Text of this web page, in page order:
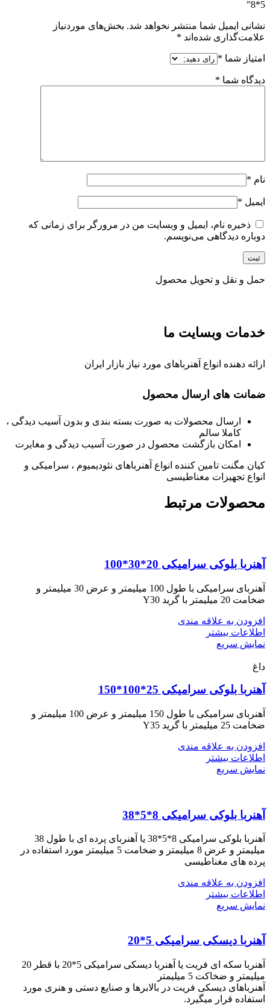
5*8”
نشانی ایمیل شما منتشر نخواهد شد. بخش‌های موردنیاز
علامت‌گذاری شده‌اند *
امتیاز شما *
دیدگاه شما *
نام *
ایمیل *
ذخیره نام، ایمیل و وبسایت من در مرورگر برای زمانی که
دوباره دیدگاهی می‌نویسم.
حمل و نقل و تحویل محصول
خدمات وبسایت ما
ارائه دهنده انواع آهنرباهای مورد نیاز بازار ایران
ضمانت های ارسال محصول
ارسال محصولات به صورت بسته بندی و بدون آسیب دیدگی ،
کاملا سالم
امکان بازگشت محصول در صورت آسیب دیدگی و مغایرت
کیان مگنت تامین کننده انواع آهنرباهای نئودیمیوم ، سرامیکی و
انواع تجهیزات مغناطیسی
محصولات مرتبط
آهنربا بلوکی سرامیکی 20*30*100
آهنربای سرامیکی با طول 100 میلیمتر و عرض 30 میلیمتر و
ضخامت 20 میلیمتر با گرید Y30
افزودن به علاقه مندی
اطلاعات بیشتر
نمایش سریع
داغ
آهنربا بلوکی سرامیکی 25*100*150
آهنربای سرامیکی با طول 150 میلیمتر و عرض 100 میلیمتر و
ضخامت 25 میلیمتر با گرید Y35
افزودن به علاقه مندی
اطلاعات بیشتر
نمایش سریع
آهنربا بلوکی سرامیکی 8*5*38
آهنربا بلوکی سرامیکی 8*5*38 یا آهنربای پرده ای با طول 38
میلیمتر و عرض 8 میلیمتر و ضخامت 5 میلیمتر مورد استفاده در
پرده های مغناطیسی
افزودن به علاقه مندی
اطلاعات بیشتر
نمایش سریع
آهنربا دیسکی سرامیکی 5*20
آهنربا سکه ای فریت یا آهنربا دیسکی سرامیکی 5*20 با قطر 20
میلیمتر و ضخاکت 5 میلیمتر
آهنرباهای دیسکی فریت در بالابرها و صنایع دستی و هنری مورد
استفاده قرار میگیرد.